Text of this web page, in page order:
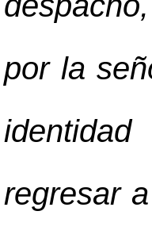
por la
regresar